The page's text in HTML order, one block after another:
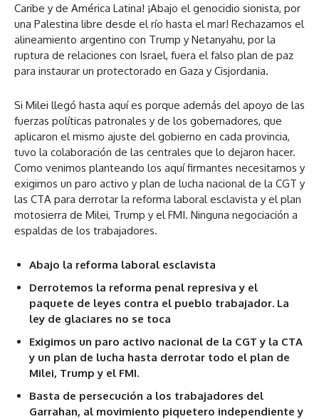
Caribe y de América Latina! ¡Abajo el genocidio sionista, por
una Palestina libre desde el río hasta el mar! Rechazamos el
alineamiento argentino con Trump y Netanyahu, por la
ruptura de relaciones con Israel, fuera el falso plan de paz
para instaurar un protectorado en Gaza y Cisjordania.
Si Milei llegó hasta aquí es porque además del apoyo de las
fuerzas políticas patronales y de los gobernadores, que
aplicaron el mismo ajuste del gobierno en cada provincia,
tuvo la colaboración de las centrales que lo dejaron hacer.
Como venimos planteando los aquí firmantes necesitamos y
exigimos un paro activo y plan de lucha nacional de la CGT y
las CTA para derrotar la reforma laboral esclavista y el plan
motosierra de Milei, Trump y el FMI. Ninguna negociación a
espaldas de los trabajadores.
Abajo la reforma laboral esclavista
Derrotemos la reforma penal represiva y el
paquete de leyes contra el pueblo trabajador. La
ley de glaciares no se toca
Exigimos un paro activo nacional de la CGT y la CTA
y un plan de lucha hasta derrotar todo el plan de
Milei, Trump y el FMI.
Basta de persecución a los trabajadores del
Garrahan, al movimiento piquetero independiente y